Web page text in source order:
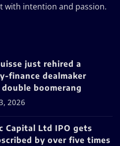
with intention and passion.
just rehired a
finance dealmaker
double boomerang
2026
Capital Ltd IPO gets
by over five times